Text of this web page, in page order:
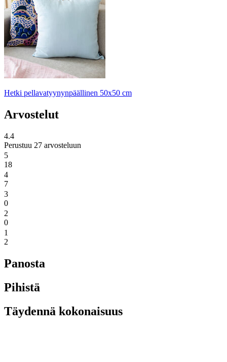
Hetki pellavatyynynpäällinen 50x50 cm
Arvostelut
4.4
Perustuu 27 arvosteluun
5
18
4
7
3
0
2
0
1
2
Panosta
Pihistä
Täydennä kokonaisuus